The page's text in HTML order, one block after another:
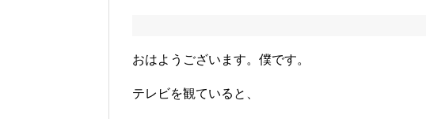
おはようございます。僕です。
テレビを観ていると、